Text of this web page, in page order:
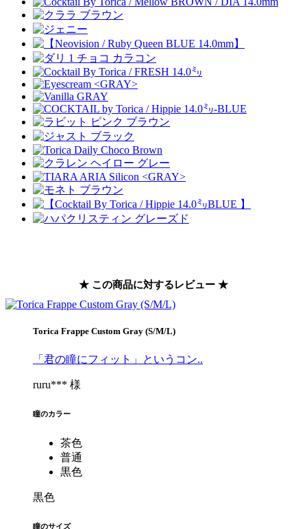
★ この商品に対するレビュー ★
Torica Frappe Custom Gray (S/M/L)
「君の瞳にフィット」というコン..
ruru*** 様
瞳のカラー
茶色
普通
黒色
黒色
瞳のサイズ